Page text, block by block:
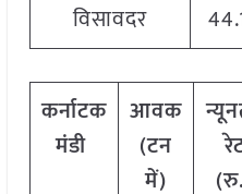
विसावदर
कर्नाटक
मंडी
आवक
(टन
में)